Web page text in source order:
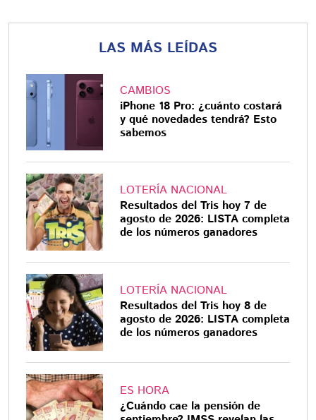
LAS MÁS LEÍDAS
CAMBIOS
iPhone 18 Pro: ¿cuánto costará
y qué novedades tendrá? Esto
sabemos
LOTERÍA NACIONAL
Resultados del Tris hoy 7 de
agosto de 2026: LISTA completa
de los números ganadores
LOTERÍA NACIONAL
Resultados del Tris hoy 8 de
agosto de 2026: LISTA completa
de los números ganadores
ES HORA
¿Cuándo cae la pensión de